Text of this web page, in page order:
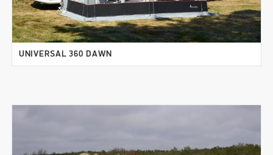
UNIVERSAL 360 DAWN